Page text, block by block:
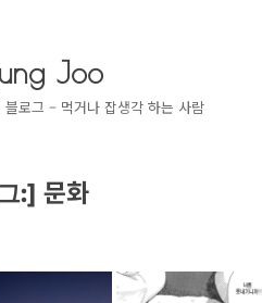
Joo
블로그 – 먹거나 잡생각 하는 사람
:] 문화